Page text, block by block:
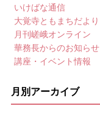
いけばな通信
大覚寺ともまちだより
月刊嵯峨オンライン
華務長からのお知らせ
講座・イベント情報
月別アーカイブ